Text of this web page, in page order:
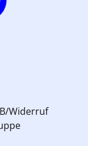
Widerruf